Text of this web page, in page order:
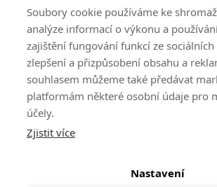
Soubory cookie používáme ke
analýze informací o výkonu a
zajištění fungování funkcí ze
zlepšení a přizpůsobení obsahu a
souhlasem můžeme také předávat
platformám některé osobní údaje pro
účely.
Zjistit více
Nastavení
Shoptet |mime digital